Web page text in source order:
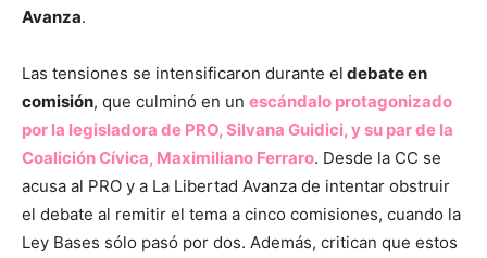
Avanza.
Las tensiones se intensificaron durante el debate en
comisión, que culminó en un escándalo protagonizado
por la legisladora de PRO, Silvana Guidici, y su par de la
Coalición Cívica, Maximiliano Ferraro. Desde la CC se
acusa al PRO y a La Libertad Avanza de intentar obstruir
el debate al remitir el tema a cinco comisiones, cuando la
Ley Bases sólo pasó por dos. Además, critican que estos